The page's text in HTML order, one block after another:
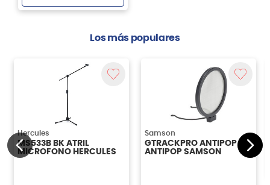
Los más populares
Hercules
MS533B BK ATRIL
MICROFONO HERCULES
Samson
GTRACKPRO ANTIPOP
ANTIPOP SAMSON